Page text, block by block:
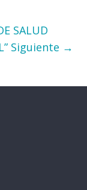
SALUD
Siguiente →